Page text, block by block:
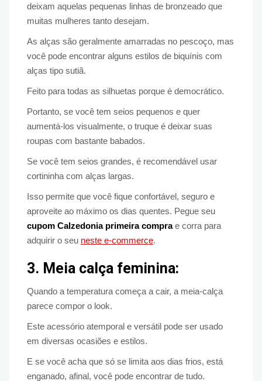
deixam aquelas pequenas linhas de bronzeado que
muitas mulheres tanto desejam.
As alças são geralmente amarradas no pescoço, mas
você pode encontrar alguns estilos de biquínis com
alças tipo sutiã.
Feito para todas as silhuetas porque é democrático.
Portanto, se você tem seios pequenos e quer
aumentá-los visualmente, o truque é deixar suas
roupas com bastante babados.
Se você tem seios grandes, é recomendável usar
cortininha com alças largas.
Isso permite que você fique confortável, seguro e
aproveite ao máximo os dias quentes. Pegue seu
cupom Calzedonia primeira comprae corra para
adquirir o seu neste e-commerce.
3. Meia calça feminina:
Quando a temperatura começa a cair, a meia-calça
parece compor o look.
Este acessório atemporal e versátil pode ser usado
em diversas ocasiões e estilos.
E se você acha que só se limita aos dias frios, está
enganado, afinal, você pode encontrar de tudo.